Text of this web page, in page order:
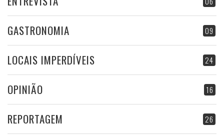
09
GASTRONOMIA
24
LOCAIS IMPERDÍVEIS
16
OPINIÃO
26
REPORTAGEM